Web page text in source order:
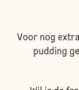
Voor nog
pudding